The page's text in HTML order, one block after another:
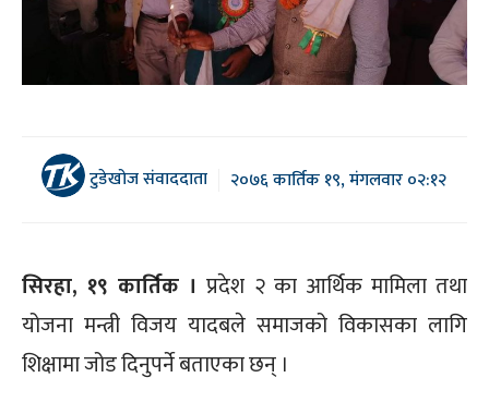
टुडेखोज संवाददाता २०७६ कार्तिक १९, मंगलवार ०२:१२
सिरहा, १९ कार्तिक । प्रदेश २ का आर्थिक मामिला तथा
योजना मन्त्री विजय यादबले समाजको विकासका लागि
शिक्षामा जोड दिनुपर्ने बताएका छन् ।